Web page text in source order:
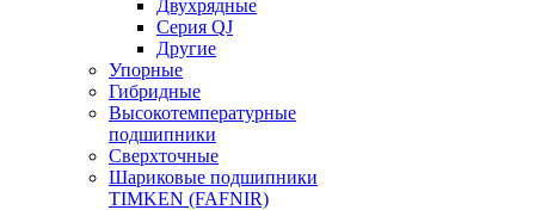
Двухрядные
Серия QJ
Другие
Упорные
Гибридные
Высокотемпературные
подшипники
Сверхточные
Шариковые подшипники
TIMKEN (FAFNIR)